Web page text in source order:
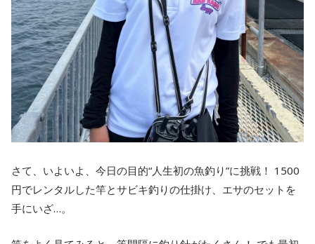
さて、いよいよ、今日の目的“人生初の魚釣り”に挑戦！ 1500
円でレンタルした竿とサビキ釣りの仕掛け、エサのセットを
手にいざ…。